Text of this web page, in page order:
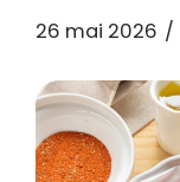
26 mai 2026